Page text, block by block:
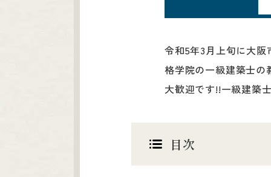
令和5年3月上旬に大
格学院の一級建築士
大歓迎です!!一級建築
目次